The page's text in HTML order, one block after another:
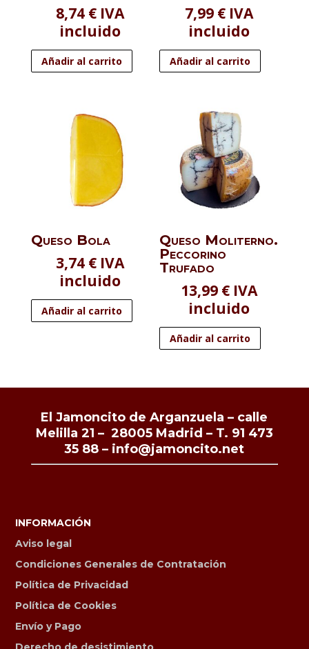
8,74 € IVA
incluido
Añadir al carrito
7,99 € IVA
incluido
Añadir al carrito
Queso Bola
3,74 € IVA
incluido
Añadir al carrito
Queso Moliterno.
Peccorino
Trufado
13,99 € IVA
incluido
Añadir al carrito
El Jamoncito de Arganzuela – calle
Melilla 21 – 28005 Madrid – T. 91 473
35 88 – info@jamoncito.net
INFORMACIÓN
Aviso legal
Condiciones Generales de Contratación
Política de Privacidad
Política de Cookies
Envío y Pago